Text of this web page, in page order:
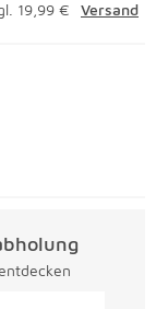
19,99 €
Versand